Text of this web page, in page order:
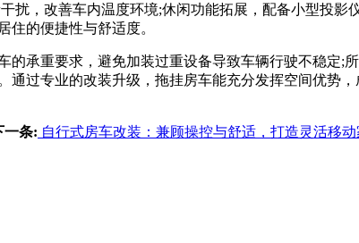
扰，改善车内温度环境;休闲功能拓展，配备小型投
住的便捷性与舒适度。
重要求，避免加装过重设备导致车辆行驶不稳定;
过专业的改装升级，拖挂房车能充分发挥空间优势
一条: 自行式房车改装：兼顾操控与舒适，打造灵活移动